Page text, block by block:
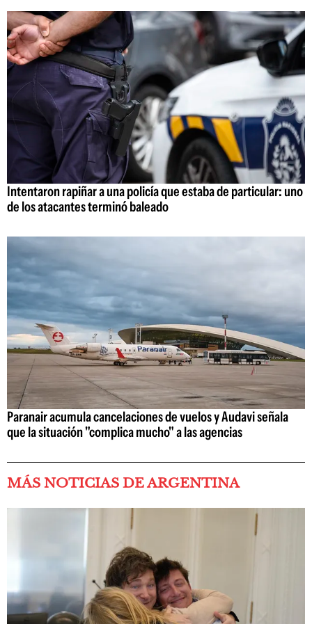
Intentaron rapiñar a una policía que estaba de particular: uno
de los atacantes terminó baleado
Paranair acumula cancelaciones de vuelos y Audavi señala
que la situación "complica mucho" a las agencias
MÁS NOTICIAS DE ARGENTINA